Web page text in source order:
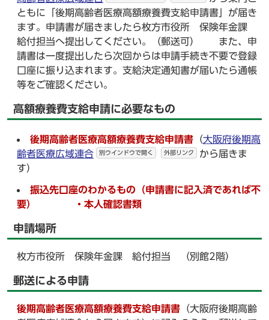
ともに「後期高齢者医療高額療養費支給申請書」が届き
ます。申請書が届きましたら枚方市役所 保険年金課
給付担当へ提出してください。（郵送可） また、申
請書は一度提出したら次回からは申請手続き不要で登録
口座に振り込まれます。支給決定通知書が届いたら通帳
等をご確認ください。
高額療養費支給申請に必要なもの
後期高齢者医療高額療養費支給申請書 （大阪府後期高
齢者医療広域連合
別ウインドウで開く 外部リンク
から届きま
す）
振込先口座のわかるもの（申請書に記入済であれば不
要） ・ 本人確認書類
申請場所
枚方市役所 保険年金課 給付担当 （別館2階）
郵送による申請
後期高齢者医療高額療養費支給申請書 （大阪府後期高齢